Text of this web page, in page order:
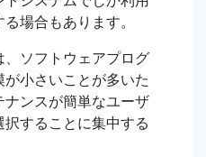
場合もあります。
ソフトウェアプログ
小さいことが多いた
ンスが簡単なユーザ
することに集中する